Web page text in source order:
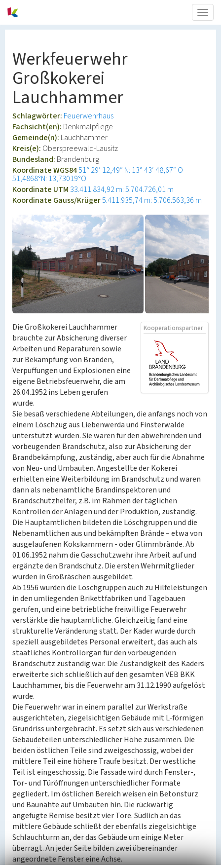
Werkfeuerwehr
Großkokerei
Lauchhammer
Schlagwörter: Feuerwehrhaus
Fachsicht(en): Denkmalpflege
Gemeinde(n): Lauchhammer
Kreis(e): Oberspreewald-Lausitz
Bundesland: Brandenburg
Koordinate WGS8451° 29′ 12,49″ N: 13° 43′ 48,67″ O
51,4868°N: 13,73019°O
Koordinate UTM 33.411.834,92 m: 5.704.726,01 m
Koordinate Gauss/Krüger5.411.935,74 m: 5.706.563,36 m
Kooperationspartner
Die Großkokerei Lauchhammer
brauchte zur Absicherung diverser
Arbeiten und Reparaturen sowie
zur Bekämpfung von Bränden,
Verpuffungen und Explosionen eine
eigene Betriebsfeuerwehr, die am
26.04.1952 ins Leben gerufen
wurde.
Sie besaß verschiedene Abteilungen, die anfangs noch von
einem Löschzug aus Liebenwerda und Finsterwalde
unterstützt wurden. Sie waren für den abwehrenden und
vorbeugenden Brandschutz, also zur Absicherung der
Brandbekämpfung, zuständig, aber auch für die Abnahme
von Neu- und Umbauten. Angestellte der Kokerei
erhielten eine Weiterbildung im Brandschutz und waren
dann als nebenamtliche Brandinspektoren und
Brandschutzhelfer, z.B. im Rahmen der täglichen
Kontrollen der Anlagen und der Produktion, zuständig.
Die Hauptamtlichen bildeten die Löschgruppen und die
Nebenamtlichen aus und bekämpften Brände – etwa von
ausgelaufenen Kokskammern - oder Glimmbrände. Ab
01.06.1952 nahm die Gasschutzwehr ihre Arbeit auf und
ergänzte den Brandschutz. Die ersten Wehrmitglieder
wurden in Großräschen ausgebildet.
Ab 1956 wurden die Löschgruppen auch zu Hilfeleistungen
in den umliegenden Brikettfabriken und Tagebauen
gerufen, und eine betriebliche freiwillige Feuerwehr
verstärkte die hauptamtliche. Gleichzeitig fand eine
strukturelle Veränderung statt. Der Kader wurde durch
speziell ausgebildetes Personal erweitert, das auch als
staatliches Kontrollorgan für den vorbeugenden
Brandschutz zuständig war. Die Zuständigkeit des Kaders
erweiterte sich schließlich auf den gesamten VEB BKK
Lauchhammer, bis die Feuerwehr am 31.12.1990 aufgelöst
wurde.
Die Feuerwehr war in einem parallel zur Werkstraße
ausgerichteten, ziegelsichtigen Gebäude mit L-förmigen
Grundriss untergebracht. Es setzt sich aus verschiedenen
Gebäudeteilen unterschiedlicher Höhe zusammen. Die
beiden östlichen Teile sind zweigeschossig, wobei der
mittlere Teil eine höhere Traufe besitzt. Der westliche
Teil ist eingeschossig. Die Fassade wird durch Fenster-,
Tor- und Türöffnungen unterschiedlicher Formate
gegliedert. Im östlichen Bereich weisen ein Betonsturz
und Baunähte auf Umbauten hin. Die rückwärtig
angefügte Remise besitzt vier Tore. Südlich an das
mittlere Gebäude schließt der ebenfalls ziegelsichtige
Schlauchturm an, der das Gebäude um einige Meter
überragt. An jeder Seite bilden zwei übereinander
angeordnete Fenster eine Achse.